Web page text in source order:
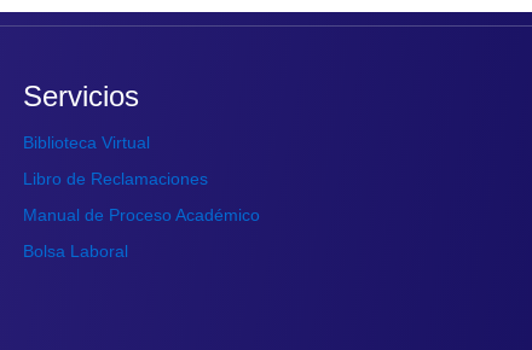
Servicios
Biblioteca Virtual
Libro de Reclamaciones
Manual de Proceso Académico
Bolsa Laboral